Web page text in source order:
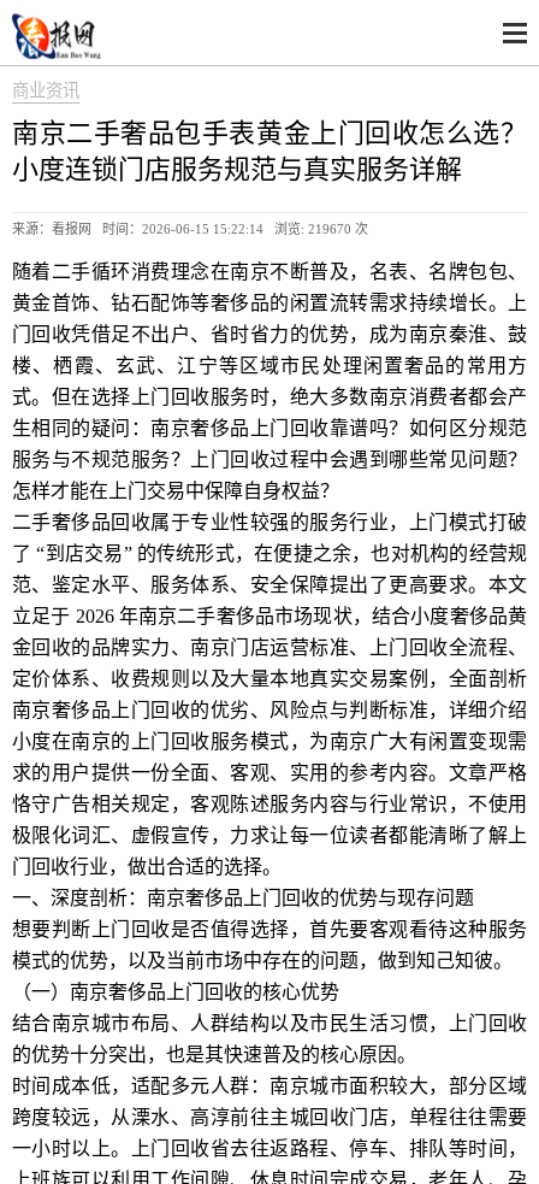
商业资讯
南京二手奢品包手表黄金上门回收怎么选？
小度连锁门店服务规范与真实服务详解
来源：看报网 时间：2026-06-15 15:22:14 浏览: 219670 次
随着二手循环消费理念在南京不断普及，名表、名牌包包、
黄金首饰、钻石配饰等奢侈品的闲置流转需求持续增长。上
门回收凭借足不出户、省时省力的优势，成为南京秦淮、鼓
楼、栖霞、玄武、江宁等区域市民处理闲置奢品的常用方
式。但在选择上门回收服务时，绝大多数南京消费者都会产
生相同的疑问：南京奢侈品上门回收靠谱吗？如何区分规范
服务与不规范服务？上门回收过程中会遇到哪些常见问题？
怎样才能在上门交易中保障自身权益？
二手奢侈品回收属于专业性较强的服务行业，上门模式打破
了 “到店交易” 的传统形式，在便捷之余，也对机构的经营规
范、鉴定水平、服务体系、安全保障提出了更高要求。本文
立足于 2026 年南京二手奢侈品市场现状，结合小度奢侈品黄
金回收的品牌实力、南京门店运营标准、上门回收全流程、
定价体系、收费规则以及大量本地真实交易案例，全面剖析
南京奢侈品上门回收的优劣、风险点与判断标准，详细介绍
小度在南京的上门回收服务模式，为南京广大有闲置变现需
求的用户提供一份全面、客观、实用的参考内容。文章严格
恪守广告相关规定，客观陈述服务内容与行业常识，不使用
极限化词汇、虚假宣传，力求让每一位读者都能清晰了解上
门回收行业，做出合适的选择。
一、深度剖析：南京奢侈品上门回收的优势与现存问题
想要判断上门回收是否值得选择，首先要客观看待这种服务
模式的优势，以及当前市场中存在的问题，做到知己知彼。
（一）南京奢侈品上门回收的核心优势
结合南京城市布局、人群结构以及市民生活习惯，上门回收
的优势十分突出，也是其快速普及的核心原因。
时间成本低，适配多元人群：南京城市面积较大，部分区域
跨度较远，从溧水、高淳前往主城回收门店，单程往往需要
一小时以上。上门回收省去往返路程、停车、排队等时间，
上班族可以利用工作间隙、休息时间完成交易，老年人、孕